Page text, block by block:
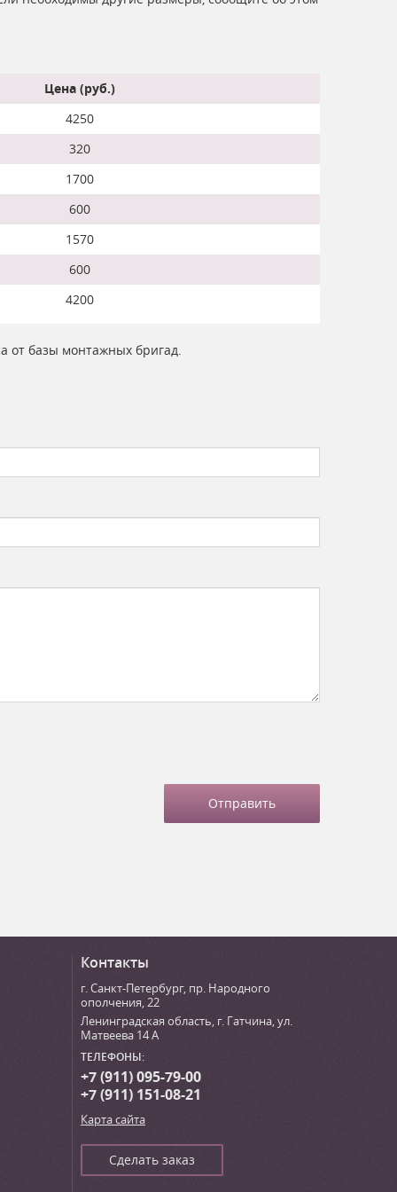
Цена (руб.)
4250
320
1700
600
1570
600
4200
от базы монтажных бригад.
Контакты
г. Санкт-Петербург, пр. Народного
ополчения, 22
Ленинградская область, г. Гатчина,ул.
Матвеева 14 А
ТЕЛЕФОНЫ:
+7 (911) 095-79-00
+7 (911) 151-08-21
Карта сайта
Сделать заказ